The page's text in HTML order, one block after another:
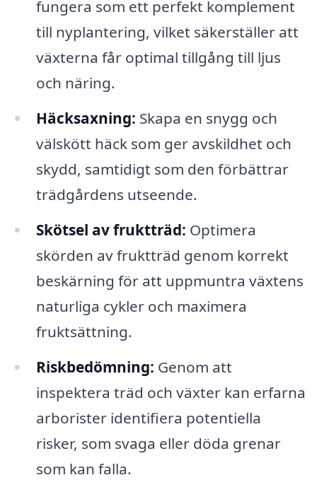
fungera som ett perfekt komplement
till nyplantering, vilket säkerställer att
växterna får optimal tillgång till ljus
och näring.
Häcksaxning: Skapa en snygg och
välskött häck som ger avskildhet och
skydd, samtidigt som den förbättrar
trädgårdens utseende.
Skötsel av fruktträd: Optimera
skörden av fruktträd genom korrekt
beskärning för att uppmuntra växtens
naturliga cykler och maximera
fruktsättning.
Riskbedömning: Genom att
inspektera träd och växter kan erfarna
arborister identifiera potentiella
risker, som svaga eller döda grenar
som kan falla.